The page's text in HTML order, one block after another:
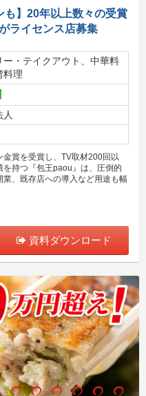
も】20年以上数々の受賞
ライセンス店募集
ー・テイクアウト、中華料
料理
人
賞を受賞し、TV取材200回以
を持つ『包王paou』は、圧倒的
、既存店への導入など用途も幅
資料ダウンロード